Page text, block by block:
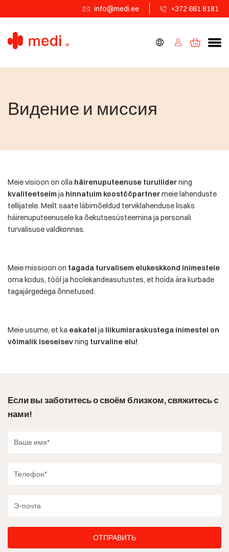
info@medi.ee +372 661 8181
Видение и миссия
Meie visioon on olla häirenuputeenuse turuliiderning
kvaliteetseim ja hinnatuim koostööpartnermeie lahenduste
tellijatele. Meilt saate läbimõeldud terviklahenduse lisaks
häirenuputeenusele ka õekutsesüsteemina ja personali
turvalisuse valdkonnas.
Meie missioon on tagada turvalisem elukeskkond inimestele
oma kodus, tööl ja hoolekandeasutustes, et hoida ära kurbade
tagajärgedega õnnetused.
Meie usume, et ka eakatel ja liikumisraskustega inimestel on
võimalik iseseisevning turvaline elu!
Если вы заботитесь о своём близком, свяжитесь с
нами!